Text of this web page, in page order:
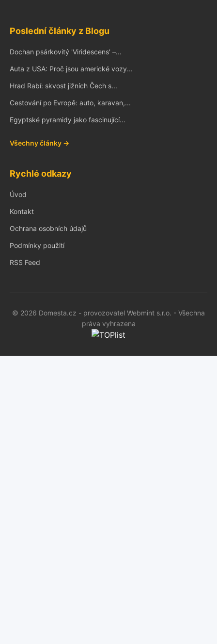
Poslední články z Blogu
Dochan psárkovitý 'Viridescens' –...
Auta z USA: Proč jsou americké vozy...
Hrad Rabí: skvost jižních Čech s...
Cestování po Evropě: auto, karavan,...
Egyptské pyramidy jako fascinující...
Všechny články →
Rychlé odkazy
Úvod
Kontakt
Ochrana osobních údajů
Podmínky použití
RSS Feed
© 2026 Domesta.cz - provozovatel Webmint s.r.o. - Všechna
práva vyhrazena